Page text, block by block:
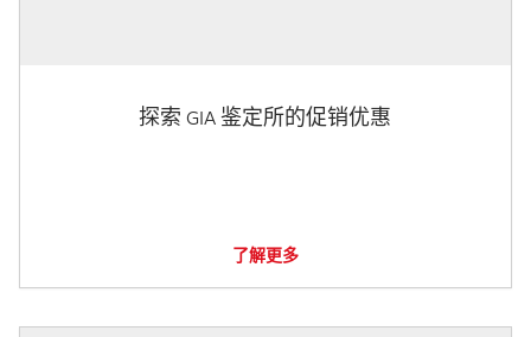
探索 GIA 鉴定所的促销优惠
了解更多